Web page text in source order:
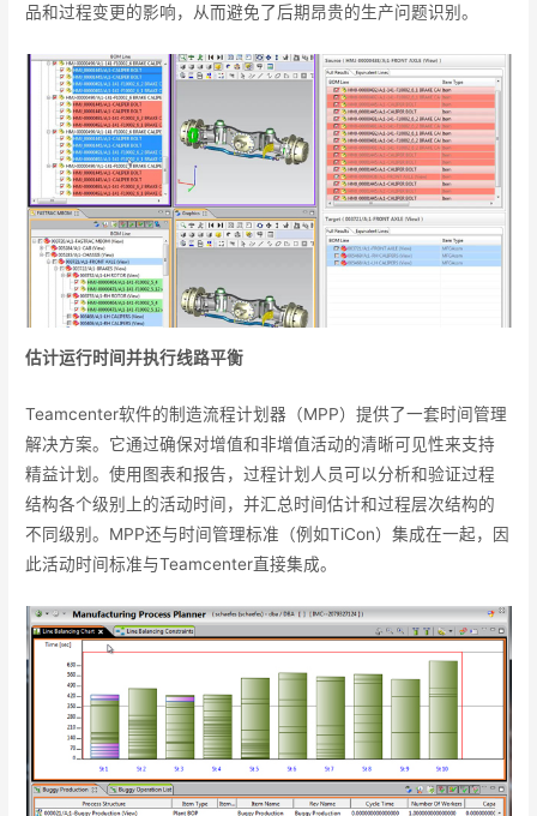
品和过程变更的影响，从而避免了后期昂贵的生产问题识别。
估计运行时间并执行线路平衡
Teamcenter软件的制造流程计划器（MPP）提供了一套时间管理
解决方案。它通过确保对增值和非增值活动的清晰可见性来支持
精益计划。使用图表和报告，过程计划人员可以分析和验证过程
结构各个级别上的活动时间，并汇总时间估计和过程层次结构的
不同级别。MPP还与时间管理标准（例如TiCon）集成在一起，因
此活动时间标准与Teamcenter直接集成。